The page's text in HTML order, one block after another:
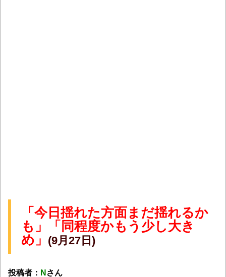
「今日揺れた方面まだ揺れるか
も」「同程度かもう少し大き
め」 (9月27日)
投稿者： N さん